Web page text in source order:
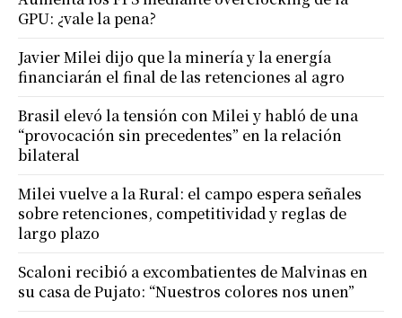
GPU: ¿vale la pena?
Javier Milei dijo que la minería y la energía
financiarán el final de las retenciones al agro
Brasil elevó la tensión con Milei y habló de una
“provocación sin precedentes” en la relación
bilateral
Milei vuelve a la Rural: el campo espera señales
sobre retenciones, competitividad y reglas de
largo plazo
Scaloni recibió a excombatientes de Malvinas en
su casa de Pujato: “Nuestros colores nos unen”